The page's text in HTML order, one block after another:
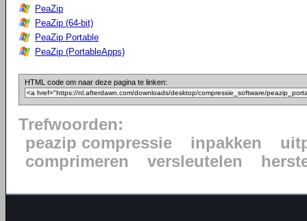
PeaZip
PeaZip (64-bit)
PeaZip Portable
PeaZip (PortableApps)
HTML code om naar deze pagina te linken:
Trefwoorden:
peazip compressie
inpakken
comprimeren
versleutelen